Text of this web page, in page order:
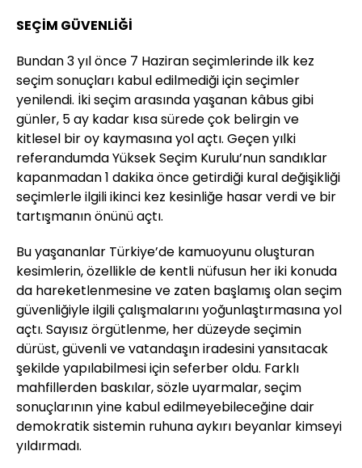
SEÇİM GÜVENLİĞİ
Bundan 3 yıl önce 7 Haziran seçimlerinde ilk kez
seçim sonuçları kabul edilmediği için seçimler
yenilendi. İki seçim arasında yaşanan kâbus gibi
günler, 5 ay kadar kısa sürede çok belirgin ve
kitlesel bir oy kaymasına yol açtı. Geçen yılki
referandumda Yüksek Seçim Kurulu’nun sandıklar
kapanmadan 1 dakika önce getirdiği kural değişikliği
seçimlerle ilgili ikinci kez kesinliğe hasar verdi ve bir
tartışmanın önünü açtı.
Bu yaşananlar Türkiye’de kamuoyunu oluşturan
kesimlerin, özellikle de kentli nüfusun her iki konuda
da hareketlenmesine ve zaten başlamış olan seçim
güvenliğiyle ilgili çalışmalarını yoğunlaştırmasına yol
açtı. Sayısız örgütlenme, her düzeyde seçimin
dürüst, güvenli ve vatandaşın iradesini yansıtacak
şekilde yapılabilmesi için seferber oldu. Farklı
mahfillerden baskılar, sözle uyarmalar, seçim
sonuçlarının yine kabul edilmeyebileceğine dair
demokratik sistemin ruhuna aykırı beyanlar kimseyi
yıldırmadı.